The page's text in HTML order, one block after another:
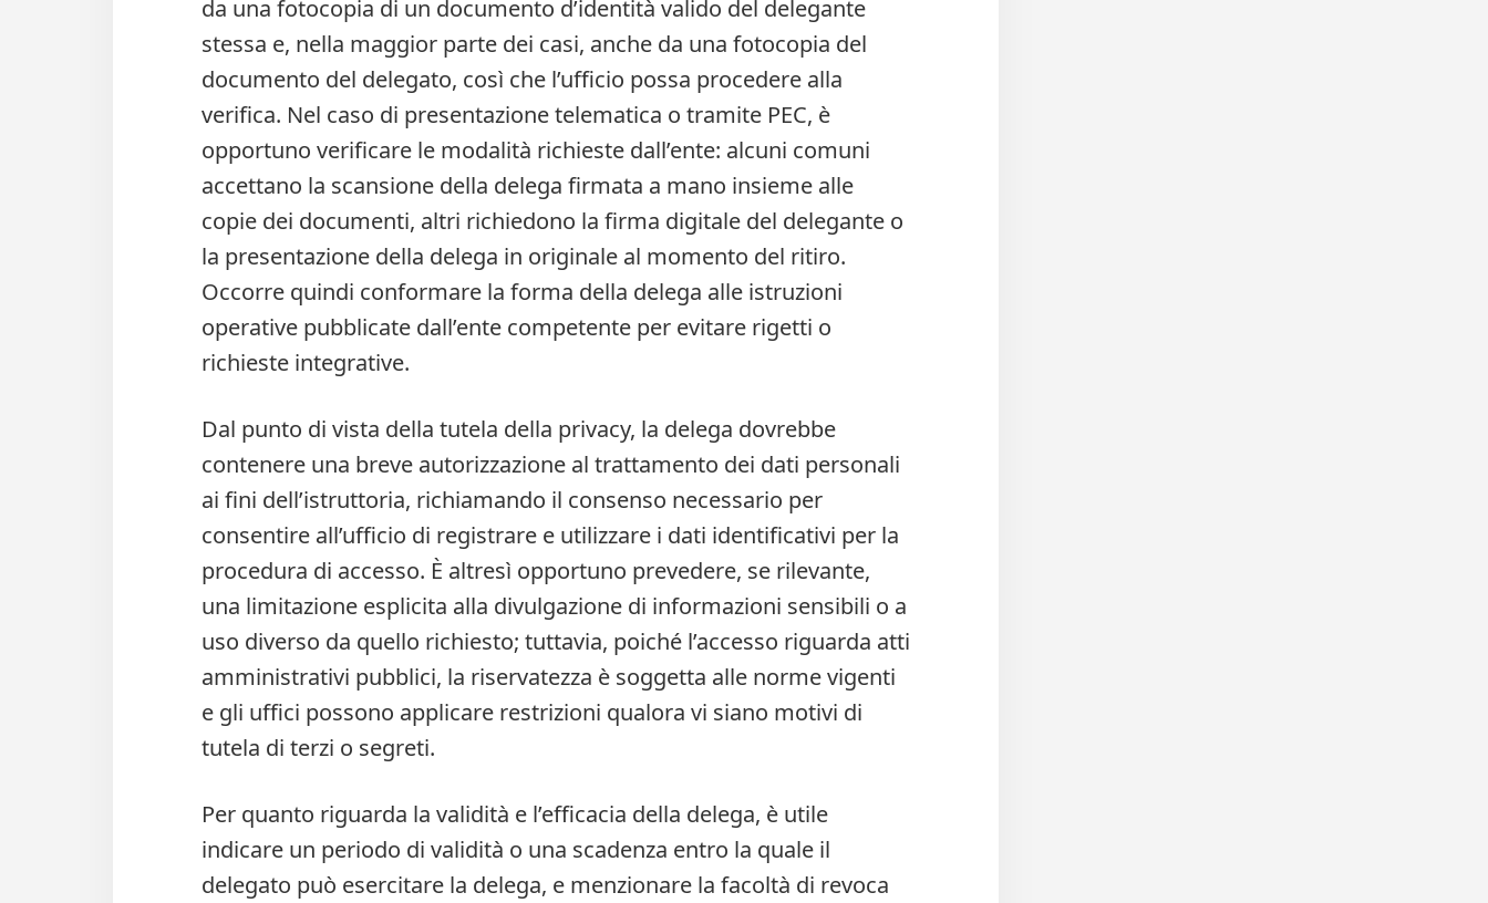
da una fotocopia di un documento d’identità valido del delegante
stessa e, nella maggior parte dei casi, anche da una fotocopia del
documento del delegato, così che l’ufficio possa procedere alla
verifica. Nel caso di presentazione telematica o tramite PEC, è
opportuno verificare le modalità richieste dall’ente: alcuni comuni
accettano la scansione della delega firmata a mano insieme alle
copie dei documenti, altri richiedono la firma digitale del delegante o
la presentazione della delega in originale al momento del ritiro.
Occorre quindi conformare la forma della delega alle istruzioni
operative pubblicate dall’ente competente per evitare rigetti o
richieste integrative.
Dal punto di vista della tutela della privacy, la delega dovrebbe
contenere una breve autorizzazione al trattamento dei dati personali
ai fini dell’istruttoria, richiamando il consenso necessario per
consentire all’ufficio di registrare e utilizzare i dati identificativi per la
procedura di accesso. È altresì opportuno prevedere, se rilevante,
una limitazione esplicita alla divulgazione di informazioni sensibili o a
uso diverso da quello richiesto; tuttavia, poiché l’accesso riguarda atti
amministrativi pubblici, la riservatezza è soggetta alle norme vigenti
e gli uffici possono applicare restrizioni qualora vi siano motivi di
tutela di terzi o segreti.
Per quanto riguarda la validità e l’efficacia della delega, è utile
indicare un periodo di validità o una scadenza entro la quale il
delegato può esercitare la delega, e menzionare la facoltà di revoca